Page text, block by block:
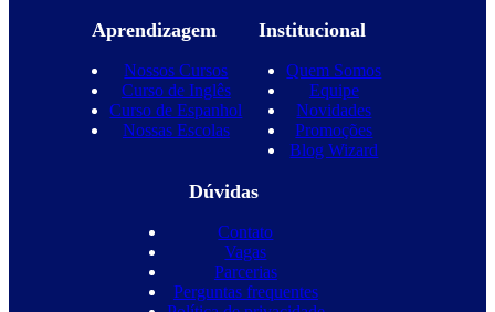
Aprendizagem
Nossos Cursos
Curso de Inglês
Curso de Espanhol
Nossas Escolas
Institucional
Quem Somos
Equipe
Novidades
Promoções
Blog Wizard
Dúvidas
Contato
Vagas
Parcerias
Perguntas frequentes